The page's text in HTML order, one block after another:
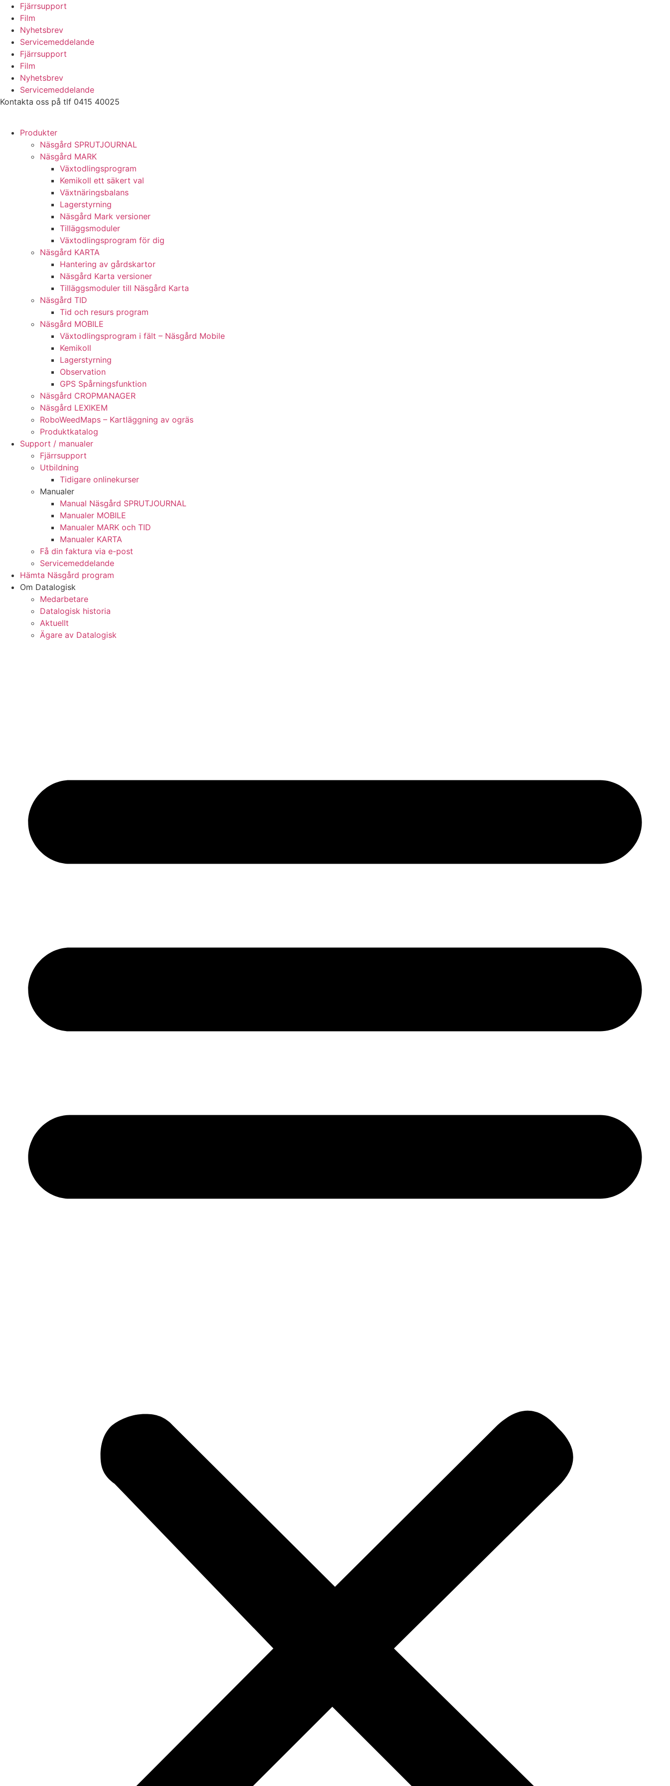
Hoppa
innehåll
Fjärrsupport
Film
Nyhetsbrev
Servicemeddelande
Fjärrsupport
Film
Nyhetsbrev
Servicemeddelande
Kontakta oss på tlf 0415 40025
Produkter
Näsgård SPRUTJOURNAL
Näsgård MARK
Växtodlingsprogram
Kemikoll ett säkert val
Växtnäringsbalans
Lagerstyrning
Näsgård Mark versioner
Tilläggsmoduler
Växtodlingsprogram för dig
Näsgård KARTA
Hantering av gårdskartor
Näsgård Karta versioner
Tilläggsmoduler till Näsgård Karta
Näsgård TID
Tid och resurs program
Näsgård MOBILE
Växtodlingsprogram i fält – Näsgård Mobile
Kemikoll
Lagerstyrning
Observation
GPS Spårningsfunktion
Näsgård CROPMANAGER
Näsgård LEXIKEM
RoboWeedMaps – Kartläggning av ogräs
Produktkatalog
Support / manualer
Fjärrsupport
Utbildning
Tidigare onlinekurser
Manualer
Manual Näsgård SPRUTJOURNAL
Manualer MOBILE
Manualer MARK och TID
Manualer KARTA
Få din faktura via e-post
Servicemeddelande
Hämta Näsgård program
Om Datalogisk
Medarbetare
Datalogisk historia
Aktuellt
Ägare av Datalogisk